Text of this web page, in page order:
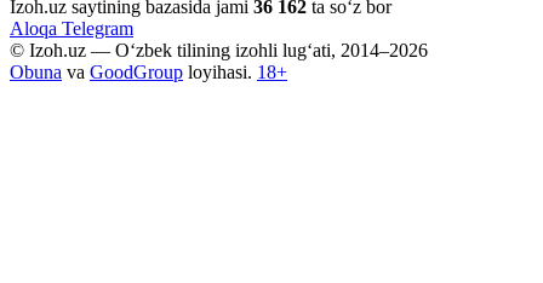
Izoh.uz saytining bazasida jami 36 162 ta so‘z bor
Aloqa Telegram
© Izoh.uz — O‘zbek tilining izohli lug‘ati, 2014–2026
Obuna va GoodGroup loyihasi. 18+